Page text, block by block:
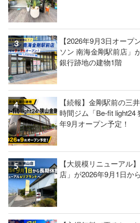
【2026年9月3日オープ
ソン 南海金剛駅前店」
銀行跡地の建物1階
【続報】金剛駅前の三
時間ジム「Be-fit light24
年9月オープン予定！
【大規模リニューアル
店」が2026年9月1日か